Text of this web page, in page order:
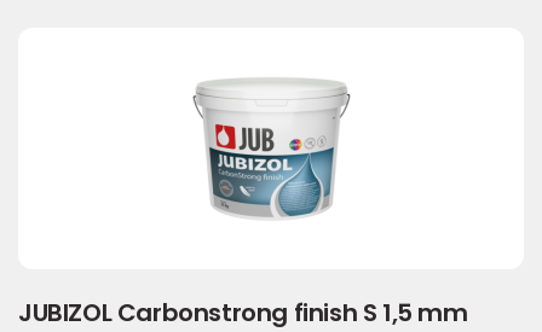
JUBIZOL Carbonstrong finish S 1,5 mm